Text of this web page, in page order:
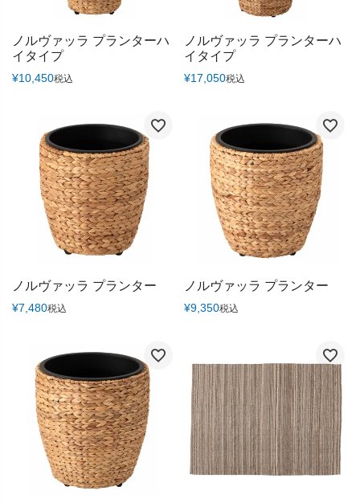
ノルヴァッラ プランターハ
イタイプ
¥10,450税込
ノルヴァッラ プランターハ
イタイプ
¥17,050税込
ノルヴァッラ プランター
¥7,480税込
ノルヴァッラ プランター
¥9,350税込